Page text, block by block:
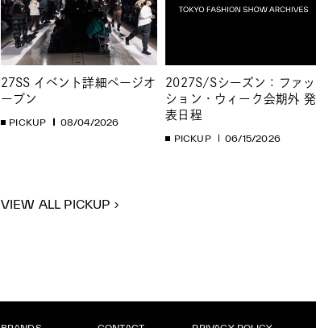
27SS イベント詳細ページオ
ープン
PICKUP 08/04/2026
2027S/Sシーズン：ファッ
ション・ウィーク会期外 発
表日程
PICKUP 06/15/2026
VIEW ALL PICKUP